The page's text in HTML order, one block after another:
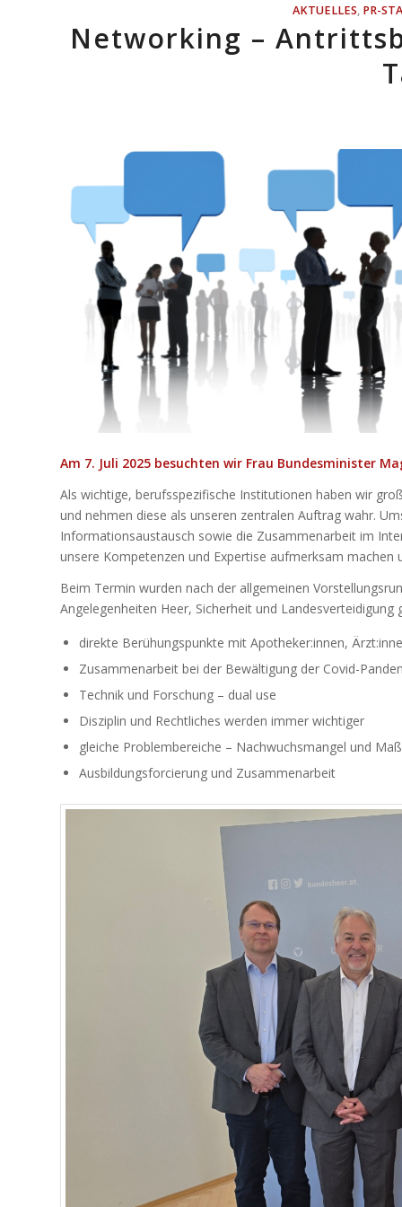
AKTUELLES, PR-
Networking –
Am 7. Juli 2025 besuchten wir Frau Bundesminister
Als wichtige, berufsspezifische Institutionen haben wir
und nehmen diese als unseren zentralen Auftrag wahr.
Informationsaustausch sowie die Zusammenarbeit im
unsere Kompetenzen und Expertise aufmerksam machen
Beim Termin wurden nach der allgemeinen
Angelegenheiten Heer, Sicherheit und Landesverteidigung
direkte Berühungspunkte mit Apotheker:innen,
Zusammenarbeit bei der Bewältigung der Covid-
Technik und Forschung – dual use
Disziplin und Rechtliches werden immer wichtiger
gleiche Problembereiche – Nachwuchsmangel und
Ausbildungsforcierung und Zusammenarbeit